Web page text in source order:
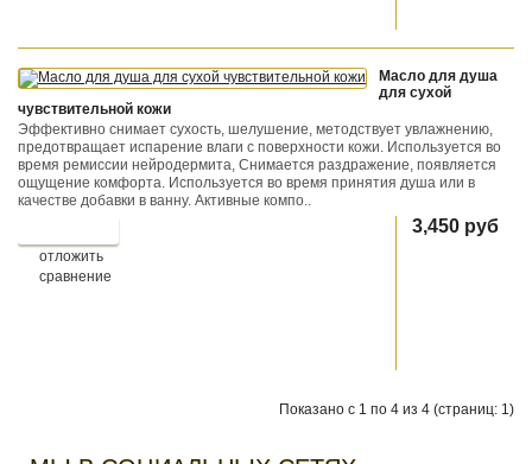
Масло для душа
для сухой
чувствительной кожи
Эффективно снимает сухость, шелушение, методствует увлажнению,
предотвращает испарение влаги с поверхности кожи. Используется во
время ремиссии нейродермита, Снимается раздражение, появляется
ощущение комфорта. Используется во время принятия душа или в
качестве добавки в ванну. Активные компо..
3,450 руб
отложить
сравнение
Показано с 1 по 4 из 4 (страниц: 1)